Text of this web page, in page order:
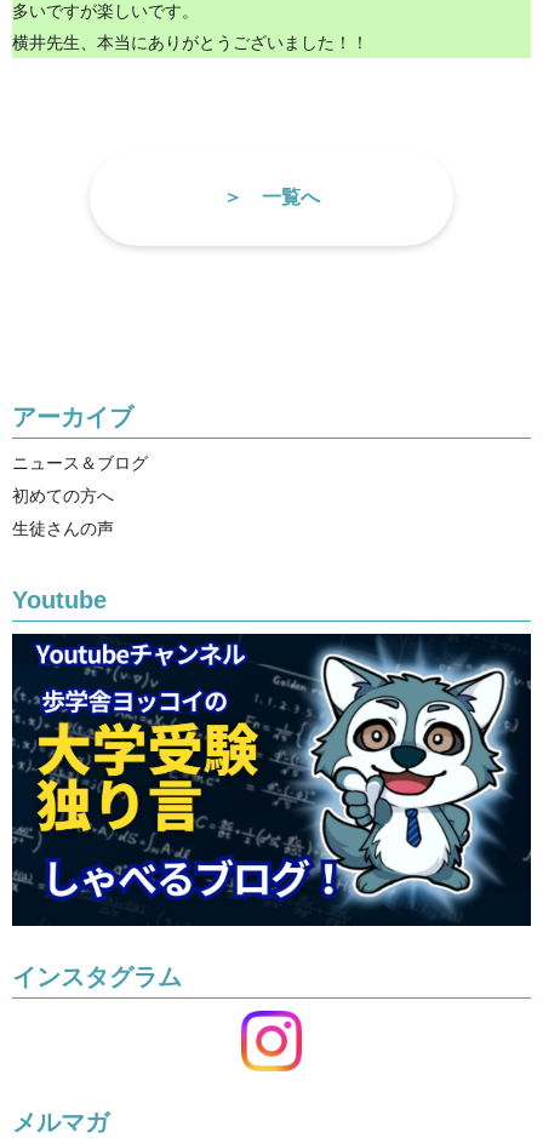
多いですが楽しいです。
横井先生、本当にありがとうございました！！
一覧へ
アーカイブ
ニュース＆ブログ
初めての方へ
生徒さんの声
Youtube
インスタグラム
メルマガ